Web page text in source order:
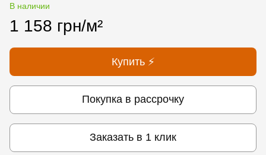
В наличии
1 158 грн/м²
Купить ⚡
Покупка в рассрочку
Заказать в 1 клик